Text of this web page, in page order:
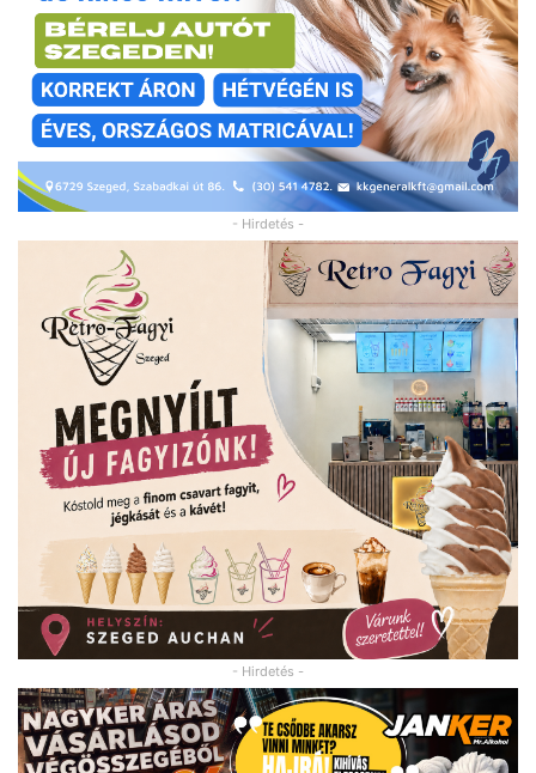
- Hirdetés -
- Hirdetés -